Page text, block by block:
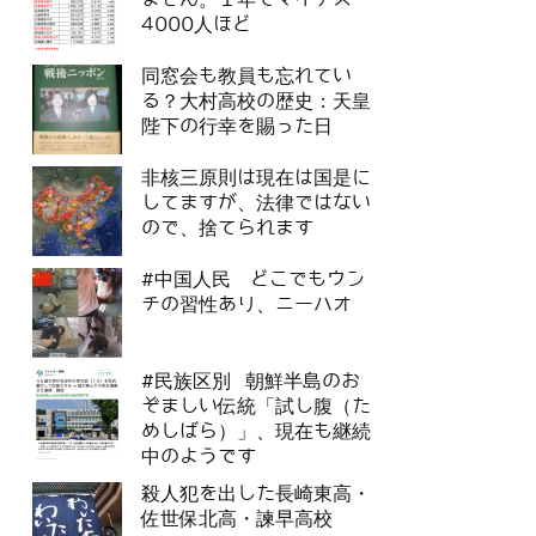
4000人ほど
同窓会も教員も忘れてい
る？大村高校の歴史：天皇
陛下の行幸を賜った日
非核三原則は現在は国是に
してますが、法律ではない
ので、捨てられます
#中国人民 どこでもウン
チの習性あり、ニーハオ
#民族区別 朝鮮半島のお
ぞましい伝統「試し腹（た
めしばら）」、現在も継続
中のようです
殺人犯を出した長崎東高・
佐世保北高・諫早高校